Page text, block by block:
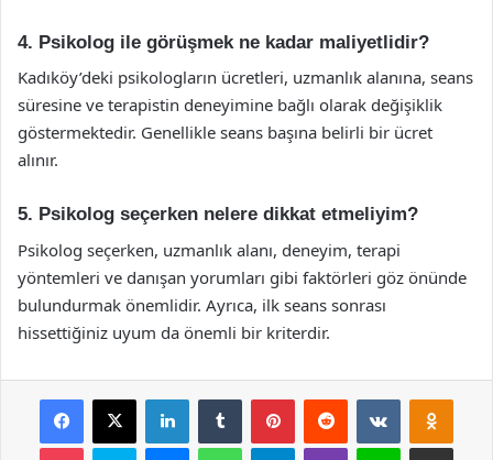
4. Psikolog ile görüşmek ne kadar maliyetlidir?
Kadıköy’deki psikologların ücretleri, uzmanlık alanına, seans
süresine ve terapistin deneyimine bağlı olarak değişiklik
göstermektedir. Genellikle seans başına belirli bir ücret
alınır.
5. Psikolog seçerken nelere dikkat etmeliyim?
Psikolog seçerken, uzmanlık alanı, deneyim, terapi
yöntemleri ve danışan yorumları gibi faktörleri göz önünde
bulundurmak önemlidir. Ayrıca, ilk seans sonrası
hissettiğiniz uyum da önemli bir kriterdir.
Facebook
X LinkedInTumblr PinterestReddit VKontakte
Pocket Skype MessengerWhatsAppTelegramViber Line E-Posta ile